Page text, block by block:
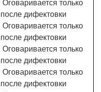
Оговаривается только
после дифектовки
Оговаривается только
после дифектовки
Оговаривается только
после дифектовки
Оговаривается только
после дифектовки